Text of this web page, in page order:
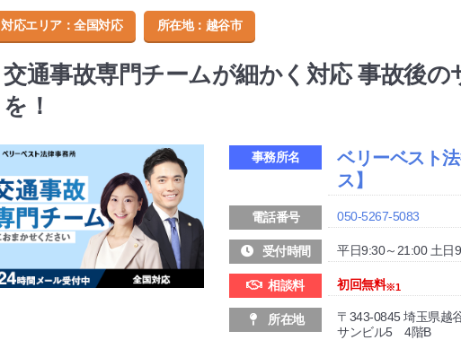
対応エリア：全国対応 所在地： 越谷市
交通事故専門チームが細かく対応 事故後
を！
事務所名 ベリーベスト
ス】
電話番号 050-5267-5083
受付時間 平日9:30～21:00 土日
相談料 初回無料※1
所在地
〒343-0845 埼玉県越
サンビル5 4階B